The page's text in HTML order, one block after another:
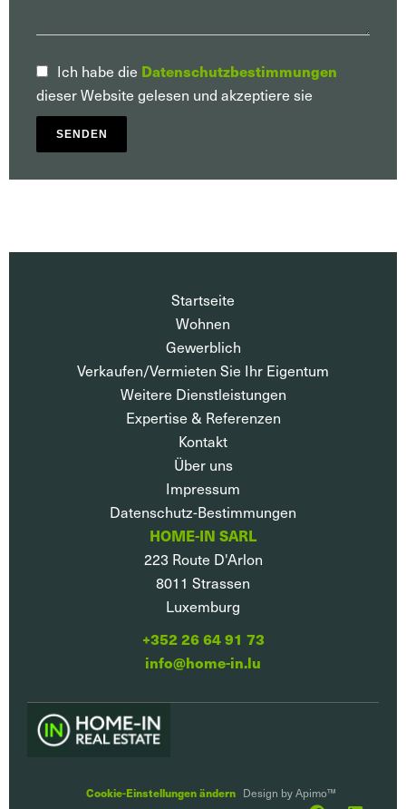
Ich habe die Datenschutzbestimmungen
dieser Website gelesen und akzeptiere sie
SENDEN
Startseite
Wohnen
Gewerblich
Verkaufen/Vermieten Sie Ihr Eigentum
Weitere Dienstleistungen
Expertise & Referenzen
Kontakt
Über uns
Impressum
Datenschutz-Bestimmungen
HOME-IN SARL
223 Route D'Arlon
8011 Strassen
Luxemburg
+352 26 64 91 73
info@home-in.lu
Cookie-Einstellungen ändern Design byApimo™